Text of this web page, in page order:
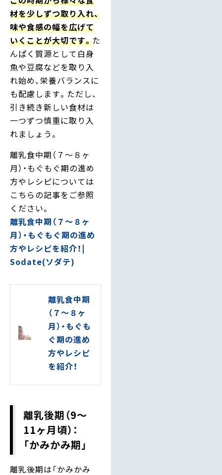
材を少しずつ取り入れ、
味や食感の幅を広げて
いくことが大切です。た
んぱく質源として白身
魚や豆腐などを取り入
れ始め、栄養バランスに
も配慮します。ただし、
引き続き新しい食材は
一つずつ慎重に取り入
れましょう。
離乳食中期（７〜８ヶ
月）・もぐもぐ期の進め
方やレシピについては
こちらの記事をご参照
ください。
離乳食中期（７～８ヶ
月）・もぐもぐ期の進め
方やレシピを紹介！|
Sodate(ソダテ)
離乳食中期
（７～８ヶ
月）・もぐも
ぐ期の進め
方やレシピ
を紹介！
離乳後期（9〜
11ヶ月頃）：
「かみかみ期」
離乳後期は「かみかみ